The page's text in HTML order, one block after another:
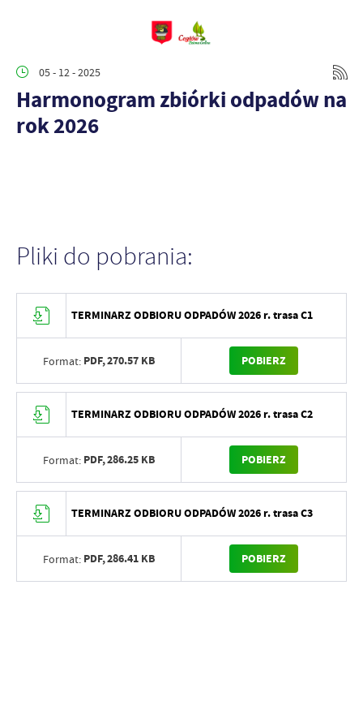
05 - 12 - 2025
Harmonogram zbiórki odpadów na
rok 2026
Pliki do pobrania:
TERMINARZ ODBIORU ODPADÓW 2026 r. trasa C1
Format: PDF,270.57 KB POBIERZ
TERMINARZ ODBIORU ODPADÓW 2026 r. trasa C2
Format: PDF,286.25 KB POBIERZ
TERMINARZ ODBIORU ODPADÓW 2026 r. trasa C3
Format: PDF,286.41 KB POBIERZ